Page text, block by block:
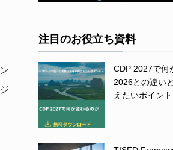
注目のお役立ち資料
CDP 2027で
2026との違い
えたいポイン